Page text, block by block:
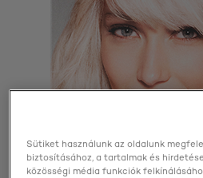
Sütiket használunk az oldalunk
biztosításához, a tartalmak és
közösségi média funkciók